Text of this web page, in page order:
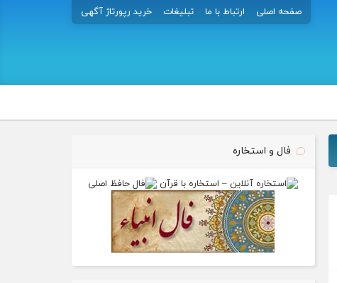
صفحه اصلی ارتباط با ما تبلیغات خرید رپورتاژ آگهی
فال و استخاره